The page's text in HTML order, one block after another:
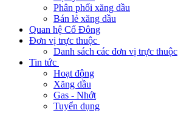
Phân phối xăng dầu
Bán lẻ xăng dầu
Quan hệ Cổ Đông
Đơn vị trực thuộc
Danh sách các đơn vị trực thuộc
Tin tức
Hoạt động
Xăng dầu
Gas - Nhớt
Tuyển dụng